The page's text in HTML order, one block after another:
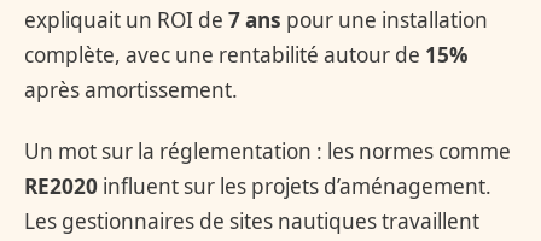
expliquait un ROI de 7 ans pour une installation
complète, avec une rentabilité autour de 15%
après amortissement.
Un mot sur la réglementation : les normes comme
RE2020 influent sur les projets d’aménagement.
Les gestionnaires de sites nautiques travaillent